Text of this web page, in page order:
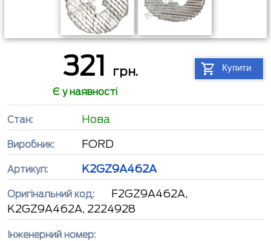
321 грн. Купити
Є у наявності
Стан: Нова
Виробник: FORD
Артикул: K2GZ9A462A
Оригінальний код:
F2GZ9A462A,
K2GZ9A462A, 2224928
Інженерний номер: